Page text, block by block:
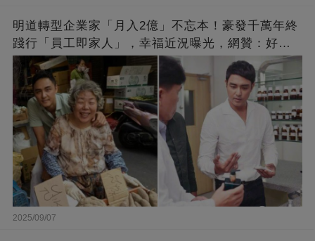
明道轉型企業家「月入2億」不忘本！豪發千萬年終
踐行「員工即家人」，幸福近況曝光，網贊：好老
闆的福報
2025/09/07